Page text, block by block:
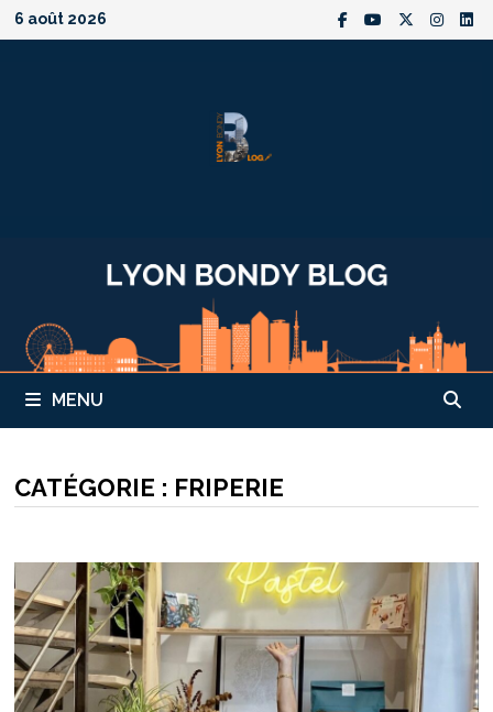
Passer
au
6 août 2026
MENU
CATÉGORIE : FRIPERIE